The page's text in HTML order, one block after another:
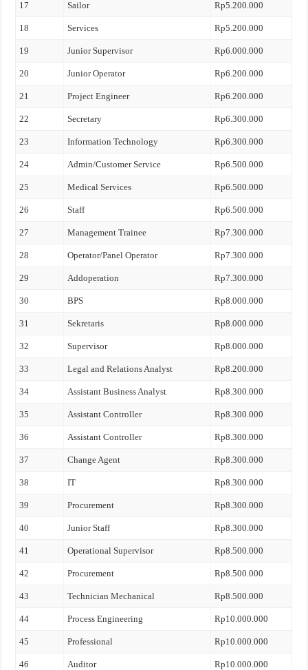
17 Sailor Rp5.200.000
18 Services Rp5.200.000
19 Junior Supervisor Rp6.000.000
20 Junior Operator Rp6.200.000
21 Project Engineer Rp6.200.000
22 Secretary Rp6.300.000
23 Information Technology Rp6.300.000
24 Admin/Customer Service Rp6.500.000
25 Medical Services Rp6.500.000
26 Staff Rp6.500.000
27 Management Trainee Rp7.300.000
28 Operator/Panel Operator Rp7.300.000
29 Addoperation Rp7.300.000
30 BPS Rp8.000.000
31 Sekretaris Rp8.000.000
32 Supervisor Rp8.000.000
33 Legal and Relations Analyst Rp8.200.000
34 Assistant Business Analyst Rp8.300.000
35 Assistant Controller Rp8.300.000
36 Assistant Controller Rp8.300.000
37 Change Agent Rp8.300.000
38 IT Rp8.300.000
39 Procurement Rp8.300.000
40 Junior Staff Rp8.300.000
41 Operational Supervisor Rp8.500.000
42 Procurement Rp8.500.000
43 Technician Mechanical Rp8.500.000
44 Process Engineering Rp10.000.000
45 Professional Rp10.000.000
46 Auditor Rp10.000.000